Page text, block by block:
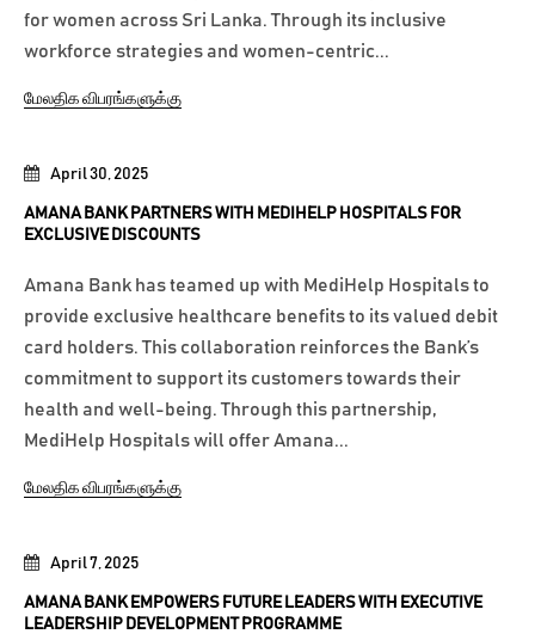
April 7, 2025
AMANA BANK EMPOWERS FUTURE LEADERS WITH EXECUTIVE
LEADERSHIP DEVELOPMENT PROGRAMME
April 30, 2025
AMANA BANK PARTNERS WITH MEDIHELP HOSPITALS FOR
EXCLUSIVE DISCOUNTS
Amana Bank has teamed up with MediHelp Hospitals to
provide exclusive healthcare benefits to its valued debit
card holders. This collaboration reinforces the Bank’s
commitment to support its customers towards their
health and well-being. Through this partnership,
MediHelp Hospitals will offer Amana...
மேலதிக விபரங்களுக்கு
for women across Sri Lanka. Through its inclusive
workforce strategies and women-centric...
மேலதிக விபரங்களுக்கு